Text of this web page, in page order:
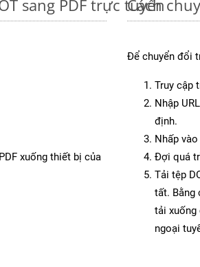
sang PDF trực tuyến
xuống thiết bị của
Cách
Để chuyển đổi
Truy cập
Nhập
định.
Nhấp
Đợi quá
Tải tệp
tất. Bằng
tải xuống
ngoại